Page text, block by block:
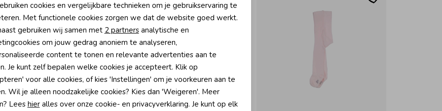
cookies Marketing cookies
cookies en vergelijkbare technieken om je gebruikservaring te
Met functionele cookies zorgen we dat de website goed werkt.
gebruiken wij samen met 2 partnersanalytische en
om jouw gedrag anoniem te analyseren,
content te tonen en relevante advertenties aan te
Je kunt zelf bepalen welke cookies je accepteert. Klik op
voor alle cookies, of kies 'Instellingen' om je voorkeuren aan te
Wil je alleen noodzakelijke cookies? Kies dan 'Weigeren'. Meer
Lees hieralles over onze cookie- en privacyverklaring. Je kunt op elk